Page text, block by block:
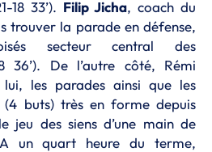
18 33’). Filip Jicha, coach du
trouver la parade en défense,
secteur central des
36’). De l’autre côté, Rémi
lui, les parades ainsi que les
(4 buts) très en forme depuis
jeu des siens d’une main de
un quart heure du terme,